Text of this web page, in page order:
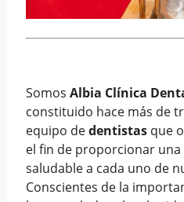
Somos Albia Clínica
constituido hace más de
equipo dedentistas que
el fin de proporcionar
saludable a cada uno de
Conscientes de la